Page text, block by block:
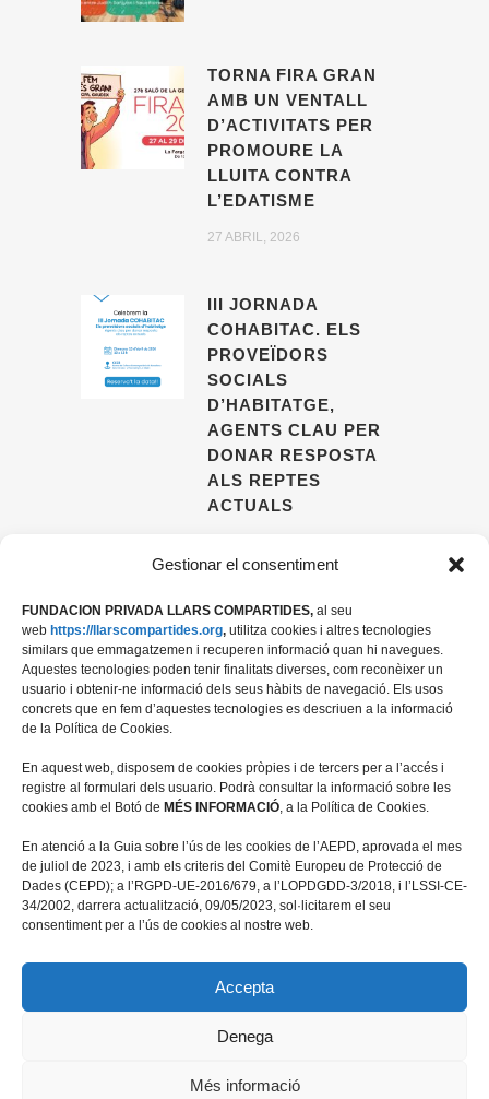
Gestionar el consentiment
FUNDACION PRIVADA LLARS COMPARTIDES, al seu
web https://llarscompartides.org, utilitza cookies i altres tecnologies
similars que emmagatzemen i recuperen informació quan hi navegues.
Aquestes tecnologies poden tenir finalitats diverses, com reconèixer un
usuario i obtenir-ne informació dels seus hàbits de navegació. Els usos
concrets que en fem d’aquestes tecnologies es descriuen a la informació
de la Política de Cookies.
En aquest web, disposem de cookies pròpies i de tercers per a l’accés i
registre al formulari dels usuario. Podrà consultar la informació sobre les
cookies amb el Botó de MÉS INFORMACIÓ, a la Política de Cookies.
En atenció a la Guia sobre l’ús de les cookies de l’AEPD, aprovada el mes
de juliol de 2023, i amb els criteris del Comitè Europeu de Protecció de
Dades (CEPD); a l’RGPD-UE-2016/679, a l’LOPDGDD-3/2018, i l’LSSI-CE-
34/2002, darrera actualització, 09/05/2023, sol·licitarem el seu
consentiment per a l’ús de cookies al nostre web.
Accepta
Denega
Més informació
TORNA FIRA GRAN
AMB UN VENTALL
D’ACTIVITATS PER
PROMOURE LA
LLUITA CONTRA
L’EDATISME
27 ABRIL, 2026
III JORNADA
COHABITAC. ELS
PROVEÏDORS
SOCIALS
D’HABITATGE,
AGENTS CLAU PER
DONAR RESPOSTA
ALS REPTES
ACTUALS
08028 Barcelona
+34 934 498 676
fundacio@llarscompartides.org